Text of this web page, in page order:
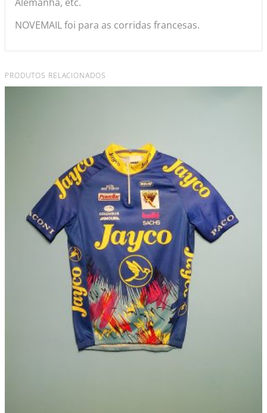
NOVEMAIL foi para as corridas francesas.
PRODUTOS RELACIONADOS